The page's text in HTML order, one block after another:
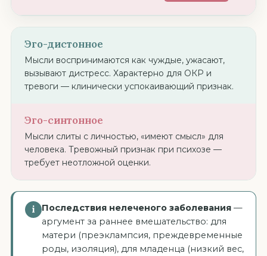
Эго-дистонное
Мысли воспринимаются как чуждые, ужасают,
вызывают дистресс. Характерно для ОКР и
тревоги — клинически успокаивающий признак.
Эго-синтонное
Мысли слиты с личностью, «имеют смысл» для
человека. Тревожный признак при психозе —
требует неотложной оценки.
i Последствия нелеченого заболевания —
аргумент за раннее вмешательство: для
матери (преэклампсия, преждевременные
роды, изоляция), для младенца (низкий вес,